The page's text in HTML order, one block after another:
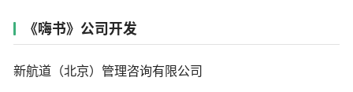
《嗨书》公司开发
新航道（北京）管理咨询有限公司